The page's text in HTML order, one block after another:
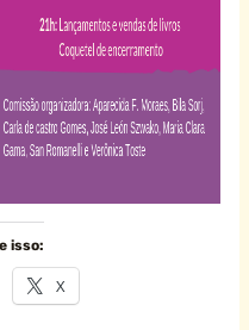
isso:
X